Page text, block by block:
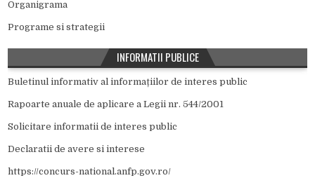
Organigrama
Programe si strategii
INFORMATII PUBLICE
Buletinul informativ al informațiilor de interes public
Rapoarte anuale de aplicare a Legii nr. 544/2001
Solicitare informatii de interes public
Declaratii de avere si interese
https://concurs-national.anfp.gov.ro/